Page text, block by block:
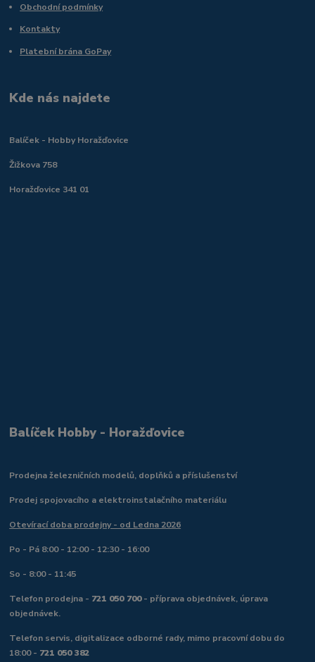
Obchodní podmínky
Kontakty
Platební brána GoPay
Kde nás najdete
Balíček - Hobby Horažďovice
Žižkova 758
Horažďovice 341 01
Balíček Hobby - Horažďovice
Prodejna železničních modelů, doplňků a příslušenství
Prodej spojovacího a elektroinstalačního materiálu
Otevírací doba prodejny - od Ledna 2026
Po - Pá 8:00 - 12:00 - 12:30 - 16:00
So - 8:00 - 11:45
Telefon prodejna - 721 050 700- příprava objednávek, úprava
objednávek.
Telefon servis, digitalizace odborné rady, mimo pracovní dobu do
18:00 - 721 050 382